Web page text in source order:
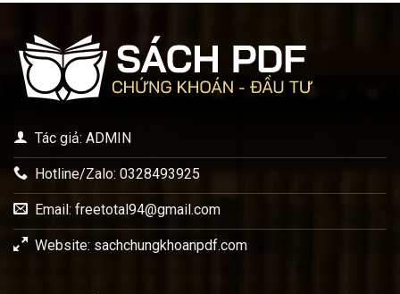
Tác giả: ADMIN
Hotline/Zalo: 0328493925
Email: freetotal94@gmail.com
Website: sachchungkhoanpdf.com